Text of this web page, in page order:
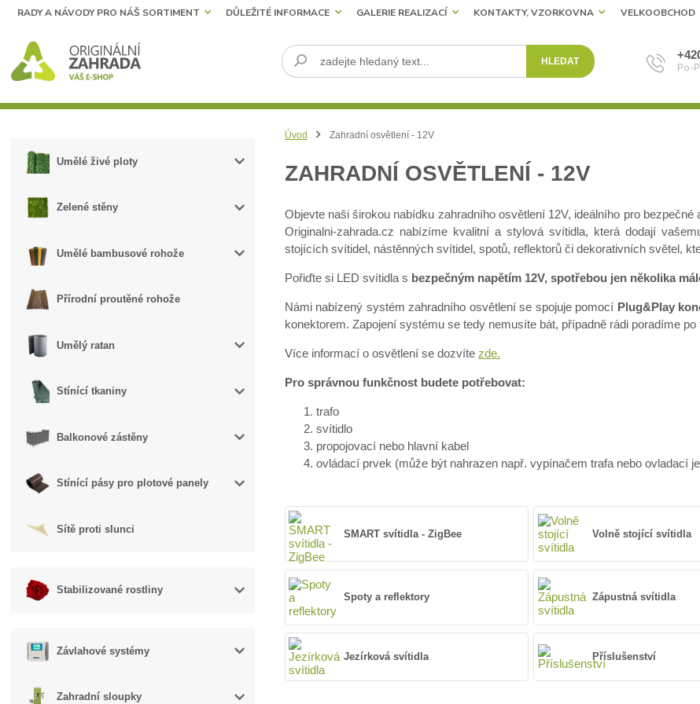
RADY A NÁVODY PRO NÁŠ SORTIMENT DŮLEŽITÉ INFORMACE GALERIE REALIZACÍ KONTAKTY, VZORKOVNA VELKOOBCHOD
HLEDAT Po-
Umělé živé ploty
Zelené stěny
Umělé bambusové rohože
Přírodní proutěné rohože
Umělý ratan
Stínící tkaniny
Balkonové zástěny
Stínící pásy pro plotové panely
Sítě proti slunci
Stabilizované rostliny
Závlahové systémy
Zahradní sloupky
Úvod Zahradní osvětlení - 12V
ZAHRADNÍ OSVĚTLENÍ - 12V
Objevte naši širokou nabídku zahradního osvětlení 12V, ideálního pro
Originalni-zahrada.cz nabízíme kvalitní a stylová svítidla, která dodají
stojících svítidel, nástěnných svítidel, spotů, reflektorů či dekorativních světel,
Pořiďte si LED svítidla s bezpečným napětím 12V, spotřebou jen několika
Námi nabízený systém zahradního osvětlení se spojuje pomocí Plug&Play
konektorem. Zapojení systému se tedy nemusíte bát, případně rádi poradíme po
Více informací o osvětlení se dozvíte zde.
Pro správnou funkčnost budete potřebovat:
trafo
svítidlo
propojovací nebo hlavní kabel
ovládací prvek (může být nahrazen např. vypínačem trafa nebo ovladací
SMART svítidla - ZigBee Volně stojící svítidla
Spoty a reflektory Zápustná svítidla
Jezírková svítidla Příslušenství